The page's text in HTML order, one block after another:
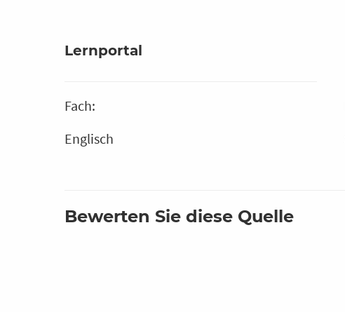
Lernportal
Fach:
Englisch
Bewerten Sie diese Quelle